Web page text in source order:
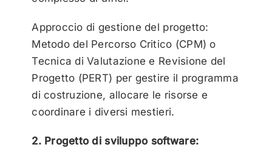
Approccio di gestione del progetto:
Metodo del Percorso Critico (CPM) o
Tecnica di Valutazione e Revisione del
Progetto (PERT) per gestire il programma
di costruzione, allocare le risorse e
coordinare i diversi mestieri.
2. Progetto di sviluppo software: